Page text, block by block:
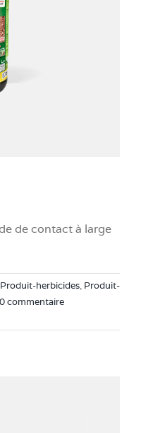
de contact à large
Produit-herbicides, Produit-
0 commentaire